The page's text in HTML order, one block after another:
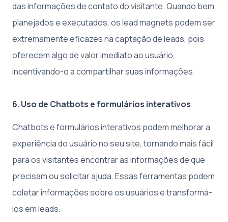
das informações de contato do visitante. Quando bem
planejados e executados, os lead magnets podem ser
extremamente eficazes na captação de leads, pois
oferecem algo de valor imediato ao usuário,
incentivando-o a compartilhar suas informações.
6. Uso de Chatbots e formulários interativos
Chatbots e formulários interativos podem melhorar a
experiência do usuário no seu site, tornando mais fácil
para os visitantes encontrar as informações de que
precisam ou solicitar ajuda. Essas ferramentas podem
coletar informações sobre os usuários e transformá-
los em leads.